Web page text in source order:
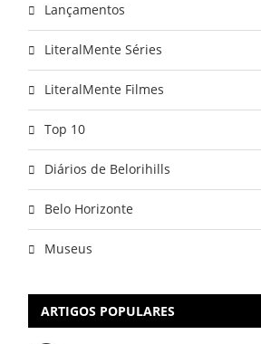
Lançamentos
LiteralMente Séries
LiteralMente Filmes
Top 10
Diários de Belorihills
Belo Horizonte
Museus
ARTIGOS POPULARES